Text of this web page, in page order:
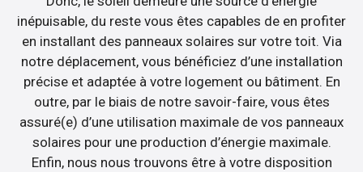
inépuisable, du reste vous êtes capables de en profiter
en installant des panneaux solaires sur votre toit. Via
notre déplacement, vous bénéficiez d’une installation
précise et adaptée à votre logement ou bâtiment. En
outre, par le biais de notre savoir-faire, vous êtes
assuré(e) d’une utilisation maximale de vos panneaux
solaires pour une production d’énergie maximale.
Enfin, nous nous trouvons être à votre disposition